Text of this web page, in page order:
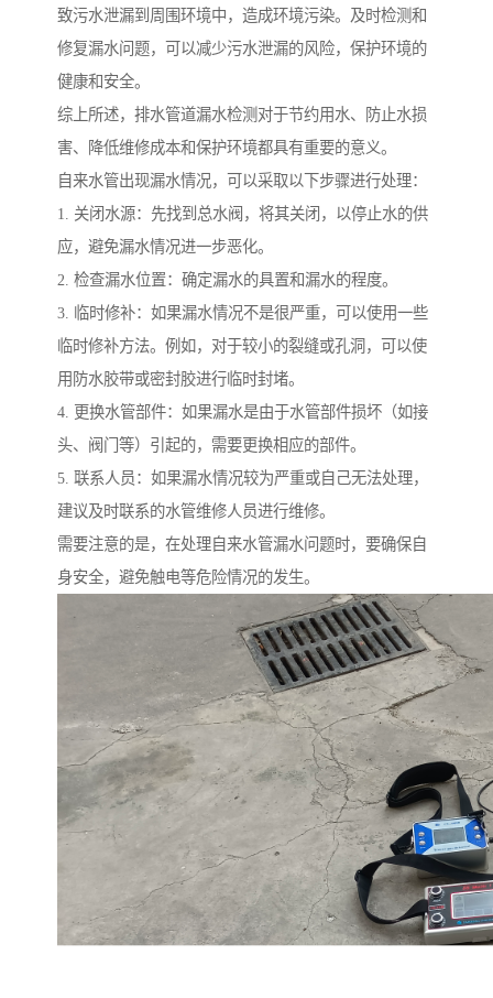
致污水泄漏到周围环境中，造成环境污染。及时检测和
修复漏水问题，可以减少污水泄漏的风险，保护环境的
健康和安全。
综上所述，排水管道漏水检测对于节约用水、防止水损
害、降低维修成本和保护环境都具有重要的意义。
自来水管出现漏水情况，可以采取以下步骤进行处理：
1. 关闭水源：先找到总水阀，将其关闭，以停止水的供
应，避免漏水情况进一步恶化。
2. 检查漏水位置：确定漏水的具置和漏水的程度。
3. 临时修补：如果漏水情况不是很严重，可以使用一些
临时修补方法。例如，对于较小的裂缝或孔洞，可以使
用防水胶带或密封胶进行临时封堵。
4. 更换水管部件：如果漏水是由于水管部件损坏（如接
头、阀门等）引起的，需要更换相应的部件。
5. 联系人员：如果漏水情况较为严重或自己无法处理，
建议及时联系的水管维修人员进行维修。
需要注意的是，在处理自来水管漏水问题时，要确保自
身安全，避免触电等危险情况的发生。